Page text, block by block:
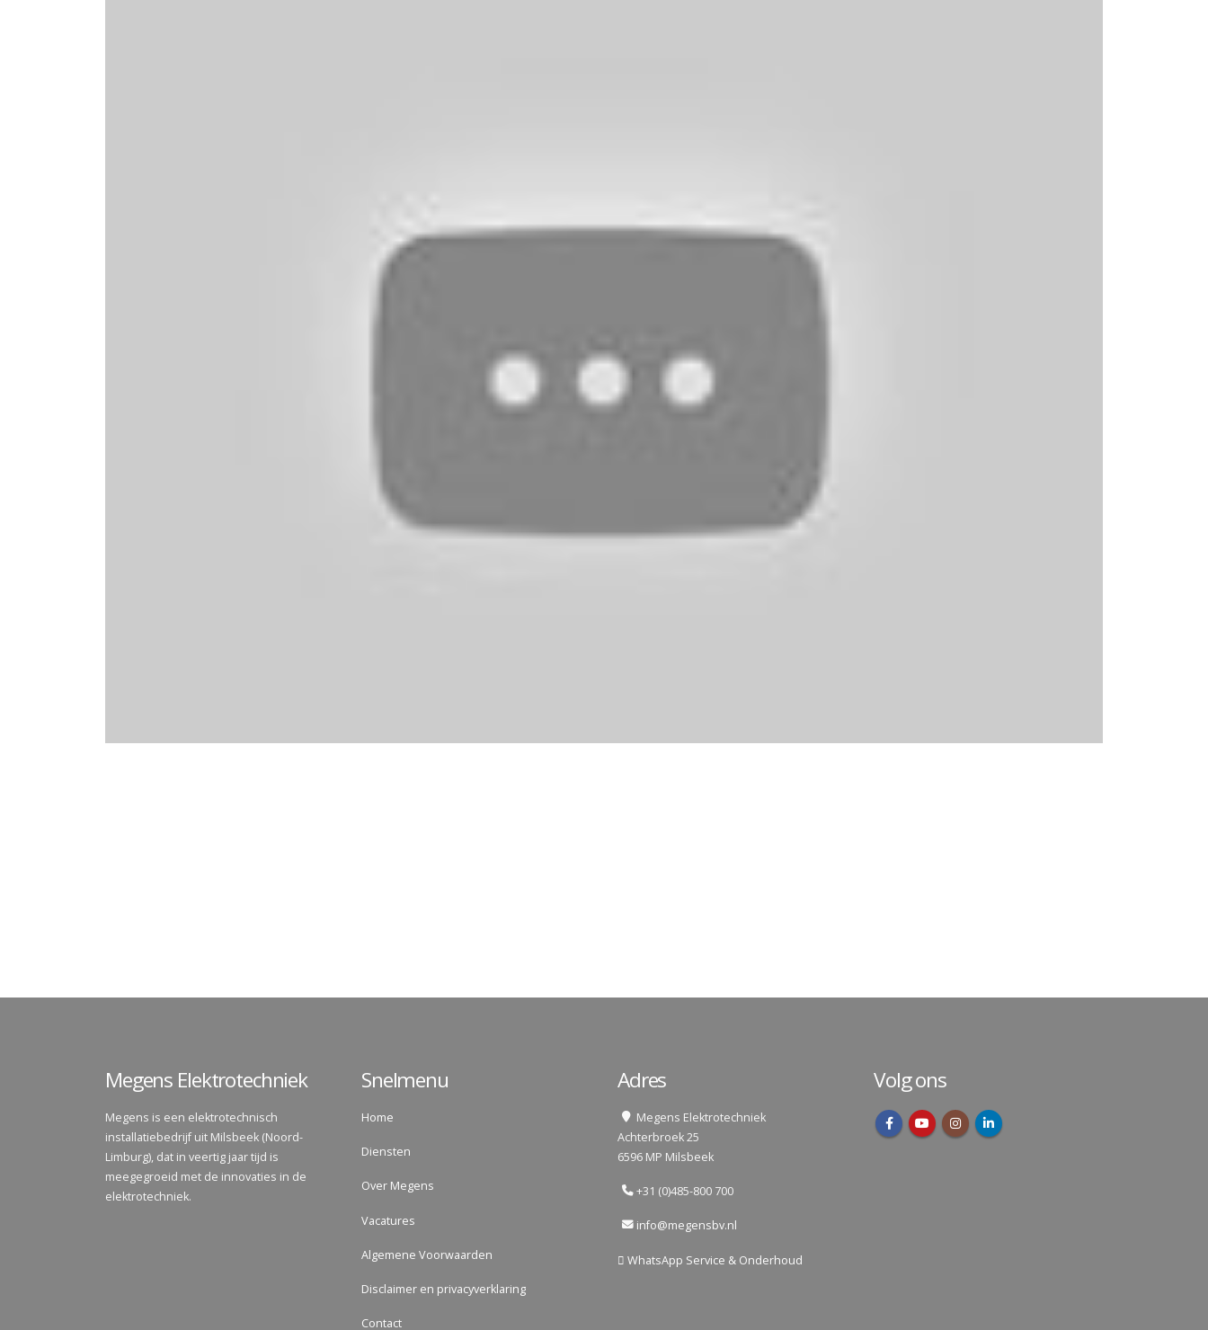
Megens Elektrotechniek
Megens is een elektrotechnisch
installatiebedrijf uit Milsbeek (Noord-
Limburg), dat in veertig jaar tijd is
meegegroeid met de innovaties in de
elektrotechniek.
Snelmenu
Home
Diensten
Over Megens
Vacatures
Algemene Voorwaarden
Disclaimer en privacyverklaring
Contact
Adres
Megens Elektrotechniek
Achterbroek 25
6596 MP Milsbeek
+31 (0)485-800 700
info@megensbv.nl
WhatsApp Service & Onderhoud
Volg ons